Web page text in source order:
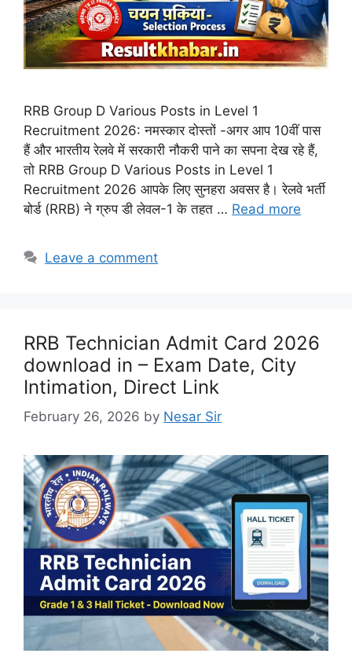
RRB Group D Various Posts in Level 1
Recruitment 2026: नमस्कार दोस्तों -अगर आप 10वीं पास
हैं और भारतीय रेलवे में सरकारी नौकरी पाने का सपना देख रहे हैं,
तो RRB Group D Various Posts in Level 1
Recruitment 2026 आपके लिए सुनहरा अवसर है। रेलवे भर्ती
बोर्ड (RRB) ने ग्रुप डी लेवल-1 के तहत … Read more
Leave a comment
RRB Technician Admit Card 2026
download in – Exam Date, City
Intimation, Direct Link
February 26, 2026 by Nesar Sir